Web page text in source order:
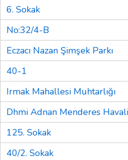
6. Sokak
No:32/4-B
Eczacı Nazan Şimşek Parkı
40-1
Irmak Mahallesi Muhtarlığı
Dhmi Adnan Menderes
125. Sokak
40/2. Sokak